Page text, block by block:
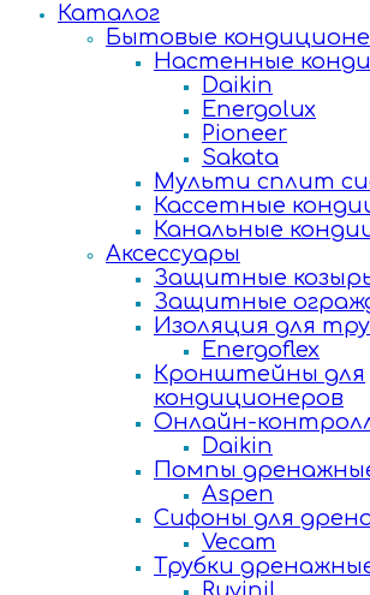
Каталог
Бытовые
Настенные
Daikin
Energolux
Pioneer
Sakata
Мульти сплит
Кассетные
Канальные
Аксессуары
Защитные
Защитные
Изоляция для
Energoflex
Кронштейны для
кондиционеров
Онлайн-
Daikin
Помпы
Aspen
Сифоны для
Vecam
Трубки
Ruvinil